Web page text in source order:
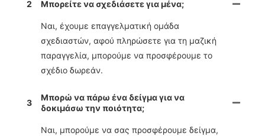
2 Μπορείτε να σχεδιάσετε για μένα;
Ναι, έχουμε επαγγελματική ομάδα
σχεδιαστών, αφού πληρώσετε για τη μαζική
παραγγελία, μπορούμε να προσφέρουμε το
σχέδιο δωρεάν.
3
Μπορώ να πάρω ένα δείγμα για να
δοκιμάσω την ποιότητα;
Ναι, μπορούμε να σας προσφέρουμε δείγμα,